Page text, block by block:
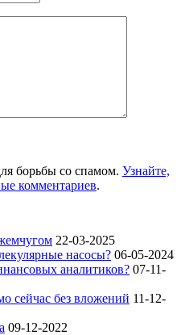
борьбы со спамом. Узнайте,
комментариев.
22-03-2025
насосы? 06-05-2024
аналитиков? 07-11-
сейчас без вложений 11-12-
09-12-2022